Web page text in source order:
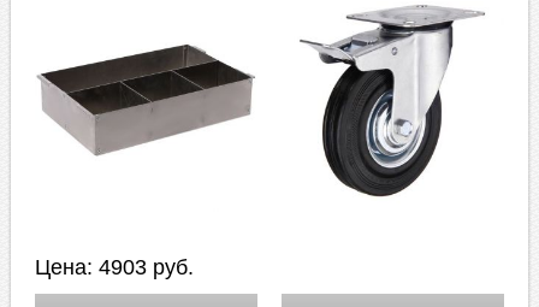
Цена:4903 руб.